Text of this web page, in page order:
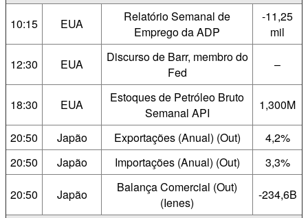
10:15 EUA
Relatório Semanal de
Emprego da ADP
-11,25
mil
12:30 EUA
Discurso de Barr, membro do
Fed
–
18:30 EUA
Estoques de Petróleo Bruto
Semanal API
1,300M
20:50 Japão Exportações (Anual) (Out)
4,2%
20:50
Japão Importações (Anual) (Out) 3,3%
20:50 Japão
Balança Comercial (Out)
(Ienes)
-234,6B